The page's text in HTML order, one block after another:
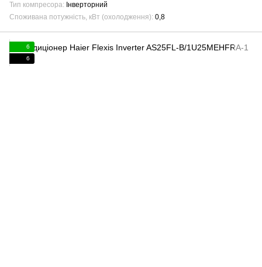
Тип компресора
Інверторний
Споживана потужність, кВт (охолодження) 0,8
6
6